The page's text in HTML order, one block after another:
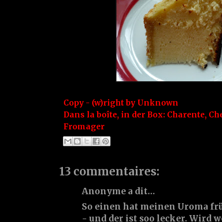
Copy - (w)right by Unknown
Dans la boîte, in der Box: Charente,
Fromager
13 commentaires:
Anonyme a dit…
So einen hat meinen Uroma
- und der ist soo lecker. Wird